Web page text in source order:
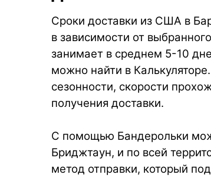
Сроки доставки из США в
в зависимости от
занимает в среднем 5-10
можно найти в
сезонности, скорости
получения доставки.
С помощью Бандерольки
Бриджтаун, и по всей
метод отправки, который